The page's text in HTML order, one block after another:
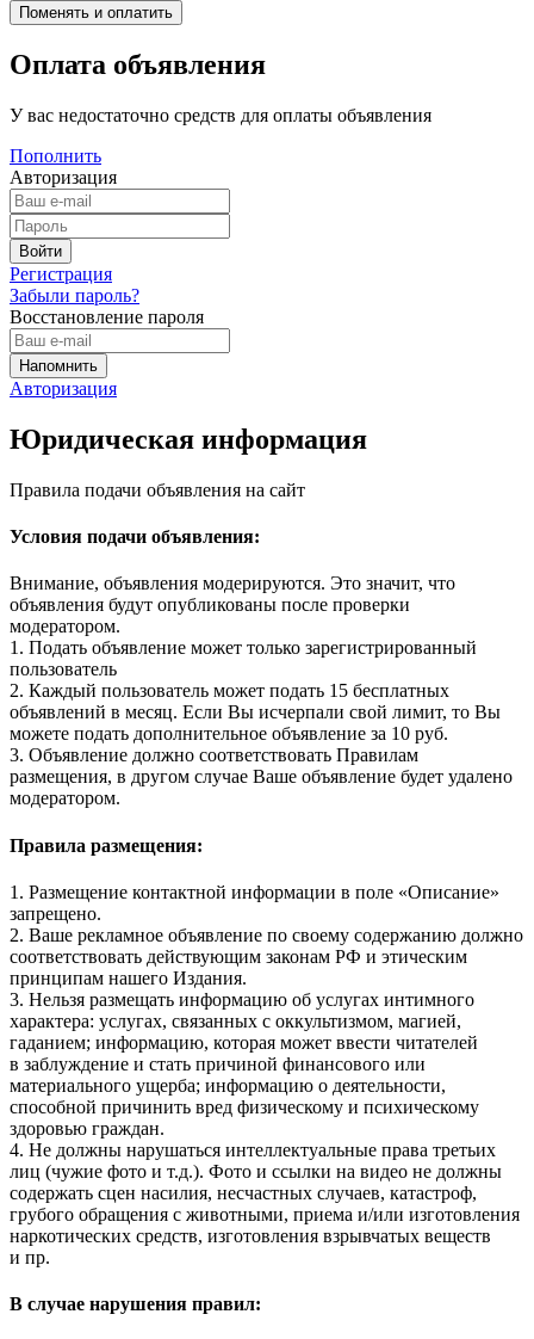
Оплата объявления
У вас недостаточно средств для оплаты объявления
Пополнить
Авторизация
Регистрация
Забыли пароль?
Восстановление пароля
Авторизация
Юридическая информация
Правила подачи объявления на сайт
Условия подачи объявления:
Внимание, объявления модерируются. Это значит, что
объявления будут опубликованы после проверки
модератором.
1. Подать объявление может только зарегистрированный
пользователь
2. Каждый пользователь может подать 15 бесплатных
объявлений в месяц. Если Вы исчерпали свой лимит, то Вы
можете подать дополнительное объявление за 10 руб.
3. Объявление должно соответствовать Правилам
размещения, в другом случае Ваше объявление будет удалено
модератором.
Правила размещения:
1. Размещение контактной информации в поле «Описание»
запрещено.
2. Ваше рекламное объявление по своему содержанию должно
соответствовать действующим законам РФ и этическим
принципам нашего Издания.
3. Нельзя размещать информацию об услугах интимного
характера: услугах, связанных с оккультизмом, магией,
гаданием; информацию, которая может ввести читателей
в заблуждение и стать причиной финансового или
материального ущерба; информацию о деятельности,
способной причинить вред физическому и психическому
здоровью граждан.
4. Не должны нарушаться интеллектуальные права третьих
лиц (чужие фото и т.д.). Фото и ссылки на видео не должны
содержать сцен насилия, несчастных случаев, катастроф,
грубого обращения с животными, приема и/или изготовления
наркотических средств, изготовления взрывчатых веществ
и пр.
В случае нарушения правил: